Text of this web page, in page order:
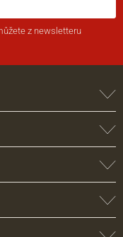
z newsletteru